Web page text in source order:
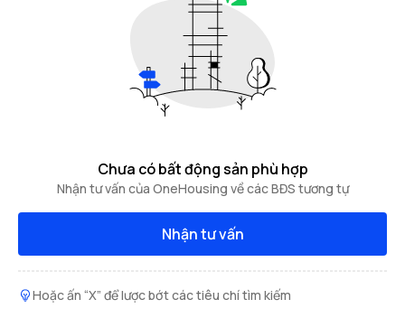
Chưa có bất động sản phù hợp
Nhận tư vấn của OneHousing về các BĐS tương tự
Nhận tư vấn
Hoặc ấn “X” để lược bớt các tiêu chí tìm kiếm